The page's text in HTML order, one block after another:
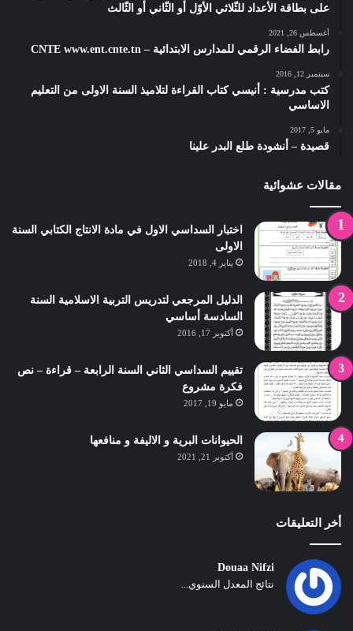
على بطاقة الأعداد للثّلاثي الأوّل أو الثّاني أو الثّالث
أغسطس 26, 2021
رابط الفضاء الرقمي للمدارس الابتدائية – CNTE www.ent.cnte.tn
سبتمبر 12, 2016
كتب مدرسية : أنيسي كتاب القراءة لتلاميذ السنة الاولى من التعليم
الاساسي
مايو 5, 2017
قصيدة – أنشودة طلع البدر علينا
مقالات عشوائية
اختبار السداسي الاول في مادة الانتاج الكتابي السنة
الاولى
يناير 4, 2018
الدليل المرجعي لتدريس التربية الاسلامية السنة
السادسة أساسي
أكتوبر 17, 2016
تقييم السداسي الثاني السنة الرابعة – قراءة – نص
فكرة مشروع
مايو 19, 2017
الحيوانات البرية و الاليفة و منافعها
أكتوبر 21, 2021
أخر التعليقات
Douaa Nifzi
نتائج المعدل السنوي...